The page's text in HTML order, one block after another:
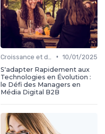
• 10/01/2025
S'adapter Rapidement aux
Technologies en Évolution :
le Défi des Managers en
Média Digital B2B